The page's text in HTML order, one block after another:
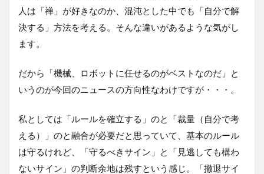
人は「禅」が好きなのか、混沌とした中でも「自分で解
決する」方法を考える。そんな違いがあるような気がし
ます。
だから「機械、ロボットに任せるのがベストなのだ」と
いうのが今回のニュースの方向性なわけですが・・・。
私としては「ルールを確立する」のと「裁量（自分で考
える）」のと融合が必要だと思っていて、基本のルール
は守るけれど、「守るべきサイン」と「見逃しても構わ
ないサイン」の判断余地は残すという感じ。「撤退サイ